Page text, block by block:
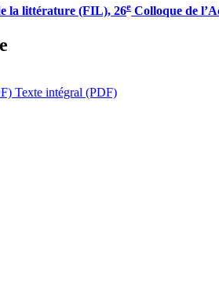
la littérature (FIL), 26e Colloque de
Texte intégral (PDF)